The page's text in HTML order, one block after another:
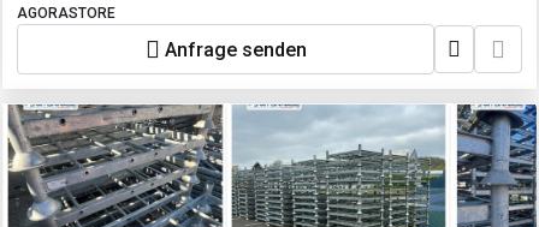
AGORASTORE
Anfrage senden